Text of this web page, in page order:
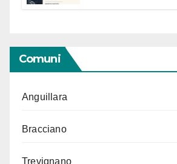
Comuni
Anguillara
Bracciano
Trevignano